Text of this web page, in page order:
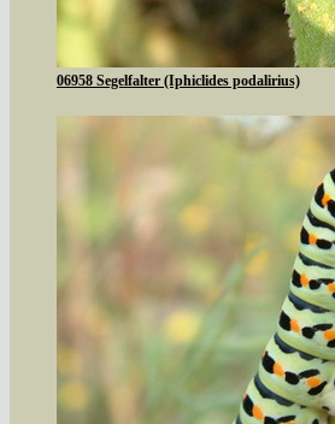
06958 Segelfalter (Iphiclides podalirius)